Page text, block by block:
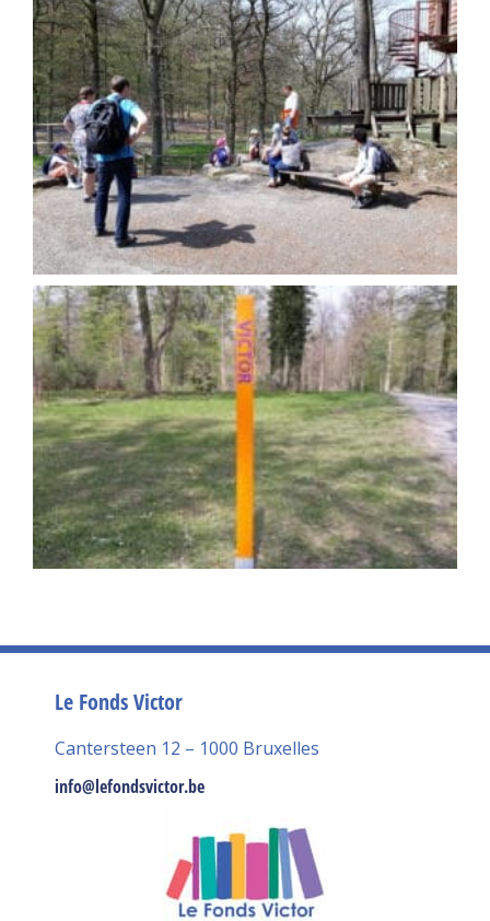
Le Fonds Victor
Cantersteen 12 – 1000 Bruxelles
info@lefondsvictor.be